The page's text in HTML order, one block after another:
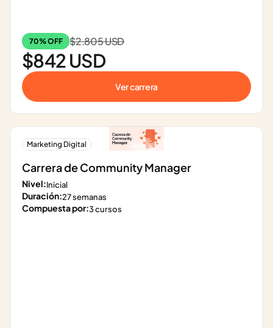
70% OFF $2.805 USD
$842 USD
Ver carrera
Marketing Digital
Carrera de Community Manager
Nivel:Inicial
Duración:27 semanas
Compuesta por:3 cursos